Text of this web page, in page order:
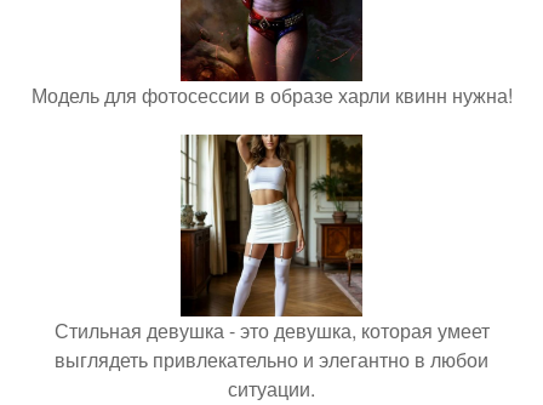
Модель для фотосессии в образе харли квинн нужна!
Стильная девушка - это девушка, которая умеет
выглядеть привлекательно и элегантно в любои
ситуации.